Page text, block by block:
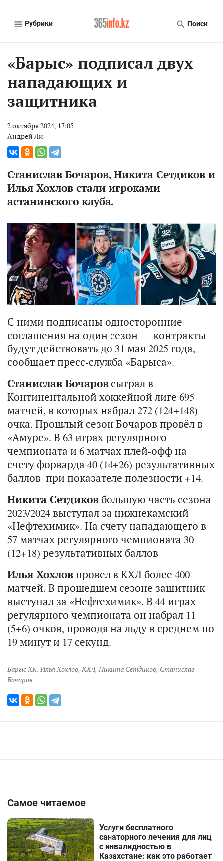
Рубрики Поиск
«Барыс» подписал двух
нападающих и
защитника
2 октября 2024, 17:05
Андрей Ли
Станислав Бочаров, Никита Сетдиков и
Илья Хохлов стали игроками
астанинского клуба.
С ними подписаны односторонние
соглашения на один сезон — контракты
будут действовать до 31 мая 2025 года,
сообщает пресс-служба «Барыса».
Станислав Бочаровсыграл в
Континентальной хоккейной лиге 695
матчей, в которых набрал 272 (124+148)
очка. Прошлый сезон Бочаров провёл в
«Амуре». В 63 играх регулярного
чемпионата и 6 матчах плей-офф на
счету форварда 40 (14+26) результативных
баллов при показателе полезности +14.
Никита Сетдиковбольшую часть сезона
2023/2024 выступал за нижнекамский
«Нефтехимик». На счету нападающего в
57 матчах регулярного чемпионата 30
(12+18) результативных баллов
Илья Хохловпровел в КХЛ более 400
матчей. В прошедшем сезоне защитник
выступал за «Нефтехимик». В 44 играх
регулярного чемпионата он набрал 11
(5+6) очков, проводя на льду в среднем по
19 минут и 17 секунд.
Барыс ХК, Илья Хохлов КХЛ, Никита Сетдиков Станислав
Бочаров
Самое читаемое
Услуги бесплатного
санаторного лечения для лиц
с инвалидностью в
Казахстане: как это работает